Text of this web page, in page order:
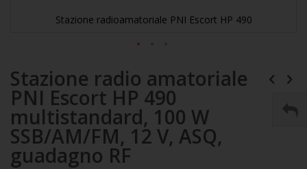
Stazione radioamatoriale PNI Escort HP 490
all'inizio
della
galleria
immagini
Stazione radio amatoriale
PNI Escort HP 490
multistandard, 100 W
SSB/AM/FM, 12 V, ASQ,
guadagno RF